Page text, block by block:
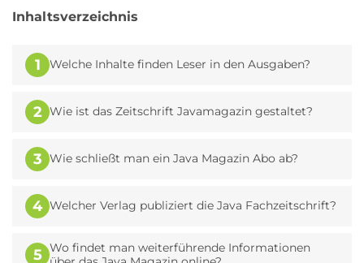
Inhaltsverzeichnis
1 Welche Inhalte finden Leser in den Ausgaben?
2 Wie ist das Zeitschrift Javamagazin gestaltet?
3 Wie schließt man ein Java Magazin Abo ab?
4 Welcher Verlag publiziert die Java Fachzeitschrift?
5 Wo findet man weiterführende Informationen